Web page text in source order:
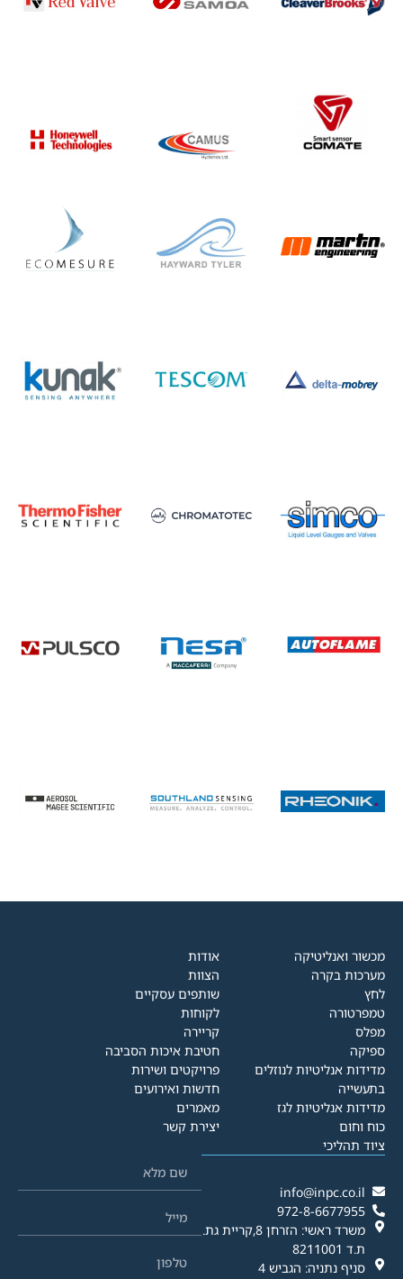
מכשור ואנליטיקה
מערכות בקרה
לחץ
טמפרטורה
מפלס
ספיקה
מדידות אנליטיות לנוזלים
בתעשייה
מדידות אנליטיות לגז
כוח וחום
ציוד תהליכי
אודות
הצוות
שותפים עסקיים
לקוחות
קריירה
חטיבת איכות הסביבה
פרויקטים ושירות
חדשות ואירועים
מאמרים
יצירת קשר
info@inpc.co.il
972-8-6677955
משרד ראשי: הזרחן 8,קריית גת.
ת.ד 8211001
סניף נתניה: הגביש 4